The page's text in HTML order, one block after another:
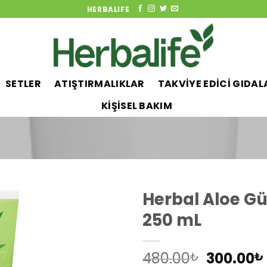
HERBALIFE
SETLER ATIŞTIRMALIKLAR TAKVİYE EDİCİ
KİŞİSEL BAKIM
Herbal Aloe
250 mL
480.00₺ Orijinal
300.00₺